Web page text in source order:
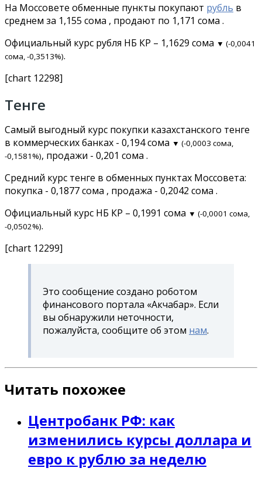
На Моссовете обменные пункты покупают рубль в
среднем за 1,155 сома , продают по 1,171 сома .
Официальный курс рубля НБ КР – 1,1629 сома ▼ (-0,0041
сома, -0,3513%).
[chart 12298]
Тенге
Самый выгодный курс покупки казахстанского тенге
в коммерческих банках - 0,194 сома ▼ (-0,0003 сома,
-0,1581%), продажи - 0,201 сома .
Средний курс тенге в обменных пунктах Моссовета:
покупка - 0,1877 сома , продажа - 0,2042 сома .
Официальный курс НБ КР – 0,1991 сома ▼ (-0,0001 сома,
-0,0502%).
[chart 12299]
Это сообщение создано роботом
финансового портала «Акчабар». Если
вы обнаружили неточности,
пожалуйста, сообщите об этом нам.
Читать похожее
Центробанк РФ: как
изменились курсы доллара и
евро к рублю за неделю